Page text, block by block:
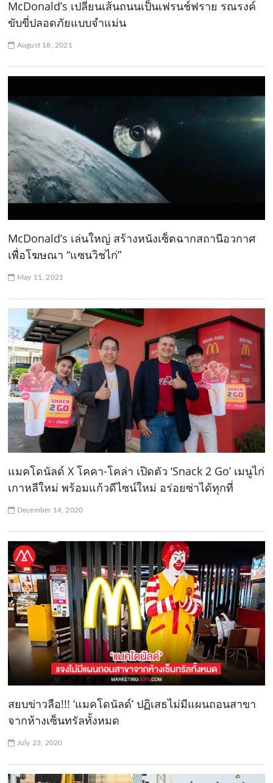
McDonald’s เปลี่ยนเส้นถนนเป็นเฟรนช์ฟราย รณรงค์
ขับขี่ปลอดภัยแบบจำแม่น
August 18, 2021
McDonald’s เล่นใหญ่ สร้างหนังเซ็ตฉากสถานีอวกาศ
เพื่อโฆษณา “แซนวิชไก่”
May 11, 2021
แมคโดนัลด์ X โคคา-โคล่า เปิดตัว ‘Snack 2 Go’ เมนูไก่
เกาหลีใหม่ พร้อมแก้วดีไซน์ใหม่ อร่อยซ่าได้ทุกที่
December 14, 2020
สยบข่าวลือ!!! ‘แมคโดนัลด์’ ปฏิเสธไม่มีแผนถอนสาขา
จากห้างเซ็นทรัลทั้งหมด
July 23, 2020